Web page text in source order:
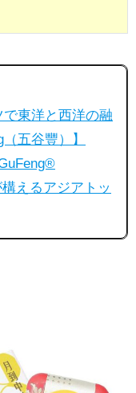
東洋と西洋の融
五谷豐）】
えるアジアトッ